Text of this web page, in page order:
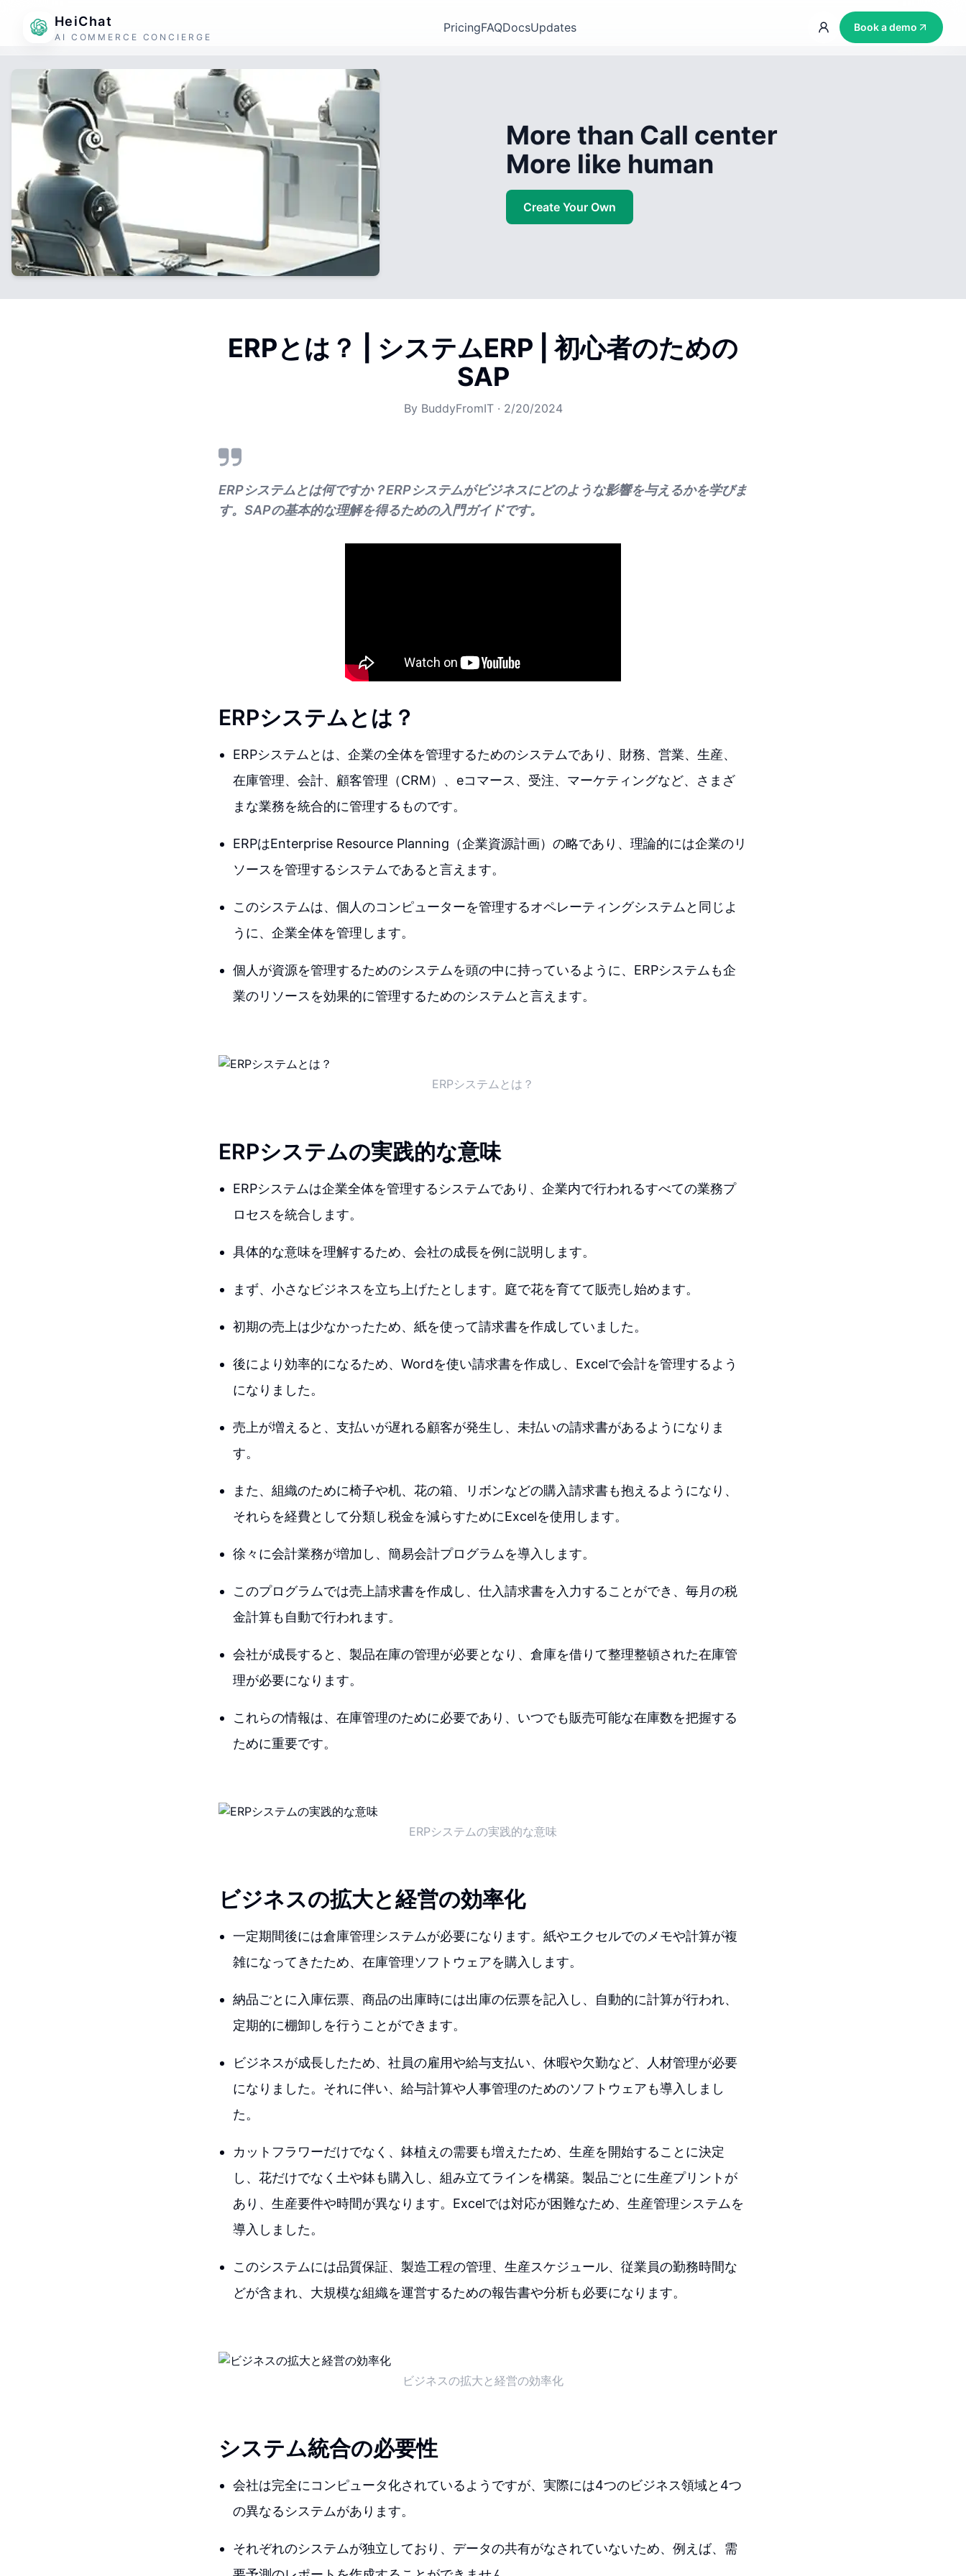
HeiChat
AI COMMERCE CONCIERGE
PricingFAQDocsUpdates Book a demo
More than Call center
More like human
Create Your Own
ERPとは？ | システムERP | 初心者のための
SAP
By BuddyFromIT· 2/20/2024
ERPシステムとは何ですか？ERPシステムがビジネスにどのような影響を与えるかを学びま
す。SAPの基本的な理解を得るための入門ガイドです。
ERPシステムとは？
ERPシステムとは、企業の全体を管理するためのシステムであり、財務、営業、生産、
在庫管理、会計、顧客管理（CRM）、eコマース、受注、マーケティングなど、さまざ
まな業務を統合的に管理するものです。
ERPはEnterprise Resource Planning（企業資源計画）の略であり、理論的には企業のリ
ソースを管理するシステムであると言えます。
このシステムは、個人のコンピューターを管理するオペレーティングシステムと同じよ
うに、企業全体を管理します。
個人が資源を管理するためのシステムを頭の中に持っているように、ERPシステムも企
業のリソースを効果的に管理するためのシステムと言えます。
ERPシステムとは？
ERPシステムの実践的な意味
ERPシステムは企業全体を管理するシステムであり、企業内で行われるすべての業務プ
ロセスを統合します。
具体的な意味を理解するため、会社の成長を例に説明します。
まず、小さなビジネスを立ち上げたとします。庭で花を育てて販売し始めます。
初期の売上は少なかったため、紙を使って請求書を作成していました。
後により効率的になるため、Wordを使い請求書を作成し、Excelで会計を管理するよう
になりました。
売上が増えると、支払いが遅れる顧客が発生し、未払いの請求書があるようになりま
す。
また、組織のために椅子や机、花の箱、リボンなどの購入請求書も抱えるようになり、
それらを経費として分類し税金を減らすためにExcelを使用します。
徐々に会計業務が増加し、簡易会計プログラムを導入します。
このプログラムでは売上請求書を作成し、仕入請求書を入力することができ、毎月の税
金計算も自動で行われます。
会社が成長すると、製品在庫の管理が必要となり、倉庫を借りて整理整頓された在庫管
理が必要になります。
これらの情報は、在庫管理のために必要であり、いつでも販売可能な在庫数を把握する
ために重要です。
ERPシステムの実践的な意味
ビジネスの拡大と経営の効率化
一定期間後には倉庫管理システムが必要になります。紙やエクセルでのメモや計算が複
雑になってきたため、在庫管理ソフトウェアを購入します。
納品ごとに入庫伝票、商品の出庫時には出庫の伝票を記入し、自動的に計算が行われ、
定期的に棚卸しを行うことができます。
ビジネスが成長したため、社員の雇用や給与支払い、休暇や欠勤など、人材管理が必要
になりました。それに伴い、給与計算や人事管理のためのソフトウェアも導入しまし
た。
カットフラワーだけでなく、鉢植えの需要も増えたため、生産を開始することに決定
し、花だけでなく土や鉢も購入し、組み立てラインを構築。製品ごとに生産プリントが
あり、生産要件や時間が異なります。Excelでは対応が困難なため、生産管理システムを
導入しました。
このシステムには品質保証、製造工程の管理、生産スケジュール、従業員の勤務時間な
どが含まれ、大規模な組織を運営するための報告書や分析も必要になります。
ビジネスの拡大と経営の効率化
システム統合の必要性
会社は完全にコンピュータ化されているようですが、実際には4つのビジネス領域と4つ
の異なるシステムがあります。
それぞれのシステムが独立しており、データの共有がなされていないため、例えば、需